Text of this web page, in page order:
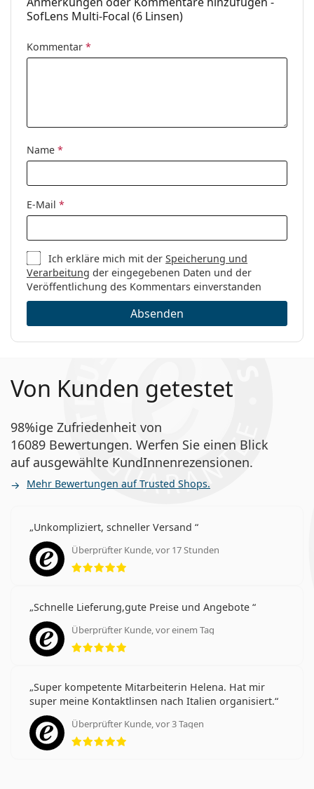
SofLens Multi-Focal (6 Linsen)
Kommentar *
Name *
E-Mail *
Ich erkläre mich mit derSpeicherung und
Verarbeitung der eingegebenen Daten und der
Veröffentlichung des Kommentars einverstanden
Absenden
Von Kunden getestet
98%ige Zufriedenheit von
16089 Bewertungen. Werfen Sie einen Blick
auf ausgewählte KundInnenrezensionen.
Mehr Bewertungen auf Trusted Shops.
Unkompliziert, schneller Versand
Überprüfter Kunde, vor 17 Stunden
Bewertung 5 aus 5
Schnelle Lieferung,gute Preise und Angebote
Überprüfter Kunde, vor einem Tag
Bewertung 5 aus 5
Super kompetente Mitarbeiterin Helena. Hat mir
super meine Kontaktlinsen nach Italien organisiert.
Überprüfter Kunde, vor 3 Tagen
Bewertung 5 aus 5